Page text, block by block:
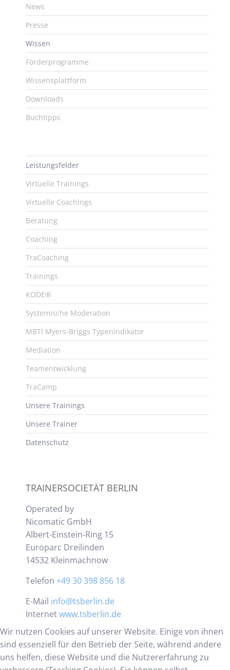
News
Presse
Wissen
Förderprogramme
Wissensplattform
Downloads
Buchtipps
Leistungsfelder
Virtuelle Trainings
Virtuelle Coachings
Beratung
Coaching
TraCoaching
Trainings
KODE®
Systemische Moderation
MBTI Myers-Briggs Typenindikator
Mediation
Teamentwicklung
TraCamp
Unsere Trainings
Unsere Trainer
Datenschutz
TRAINERSOCIETÄT BERLIN
Operated by
Nicomatic GmbH
Albert-Einstein-Ring 15
Europarc Dreilinden
14532 Kleinmachnow
Telefon +49 30 398 856 18
E-Mail info@tsberlin.de
Internetwww.tsberlin.de
Wir nutzen Cookies auf unserer Website. Einige von ihnen
sind essenziell für den Betrieb der Seite, während andere
uns helfen, diese Website und die Nutzererfahrung zu